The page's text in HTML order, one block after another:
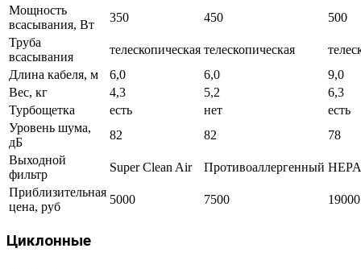
Мощность
всасывания, Вт
350 450
500
Труба
всасывания
телескопическая телескопическая
Длина кабеля, м
6,0 6,0
9,0
Вес, кг
4,3 5,2
6,3
Турбощетка
есть нет
есть
Уровень шума,
дБ
82 82
78
Выходной
фильтр
Super Clean Air Противоаллергенный
Приблизительная
цена, руб
5000 7500 19000
Циклонные